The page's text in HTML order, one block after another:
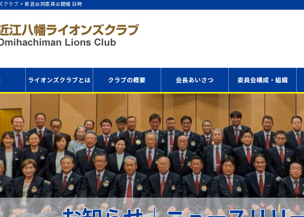
クラブ >新各合同委員会開催 日時
ライオンズクラブとは クラブの概要 会長あいさつ 委員会構成・組織